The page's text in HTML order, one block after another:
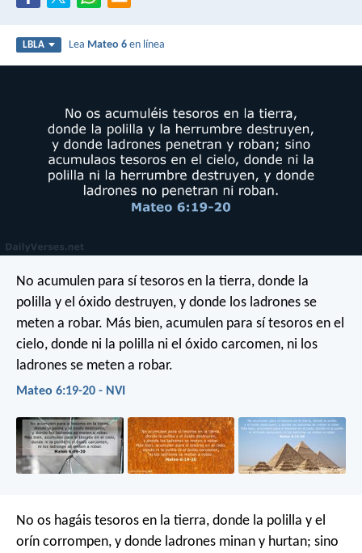
LBLA Lea Mateo 6 en línea
No acumulen para sí tesoros en la tierra, donde la
polilla y el óxido destruyen, y donde los ladrones se
meten a robar. Más bien, acumulen para sí tesoros en el
cielo, donde ni la polilla ni el óxido carcomen, ni los
ladrones se meten a robar.
Mateo 6:19-20 - NVI
No os hagáis tesoros en la tierra, donde la polilla y el
orín corrompen, y donde ladrones minan y hurtan; sino